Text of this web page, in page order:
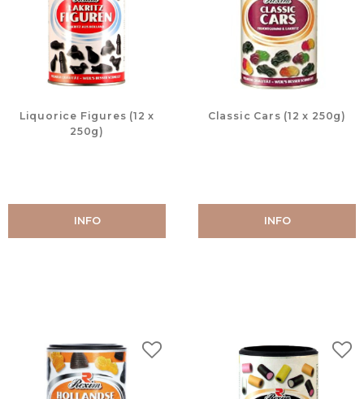
Liquorice Figures (12 x
250g)
INFO
Classic Cars (12 x 250g)
INFO
Lägg till i favoriter